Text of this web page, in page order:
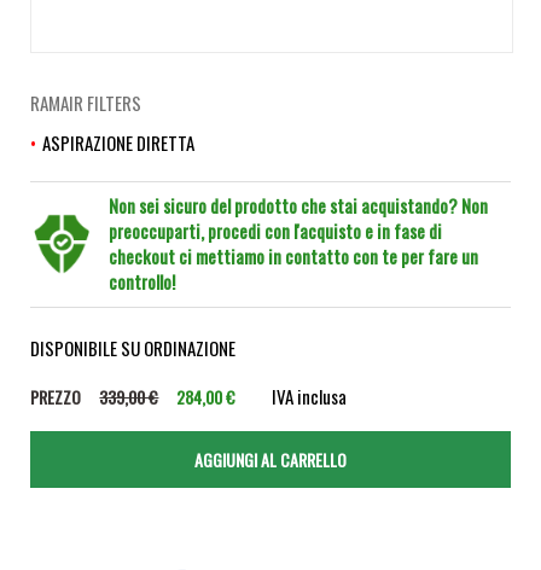
RAMAIR FILTERS
ASPIRAZIONE DIRETTA
Non sei sicuro del prodotto che stai acquistando? Non
preoccuparti, procedi con l'acquisto e in fase di
checkout ci mettiamo in contatto con te per fare un
controllo!
DISPONIBILE SU ORDINAZIONE
PREZZO 339,00 € 284,00 € IVA inclusa